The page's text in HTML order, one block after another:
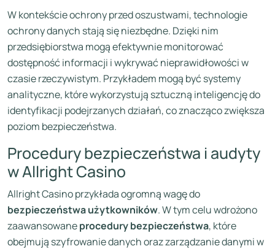
W kontekście ochrony przed oszustwami, technologie
ochrony danych stają się niezbędne. Dzięki nim
przedsiębiorstwa mogą efektywnie monitorować
dostępność informacji i wykrywać nieprawidłowości w
czasie rzeczywistym. Przykładem mogą być systemy
analityczne, które wykorzystują sztuczną inteligencję do
identyfikacji podejrzanych działań, co znacząco zwiększa
poziom bezpieczeństwa.
Procedury bezpieczeństwa i audyty
w Allright Casino
Allright Casino przykłada ogromną wagę do
bezpieczeństwa użytkowników. W tym celu wdrożono
zaawansowaneprocedury bezpieczeństwa, które
obejmują szyfrowanie danych oraz zarządzanie danymi w